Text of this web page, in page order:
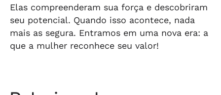
Elas compreenderam sua força e descobriram
seu potencial. Quando isso acontece, nada
mais as segura. Entramos em uma nova era: a
que a mulher reconhece seu valor!